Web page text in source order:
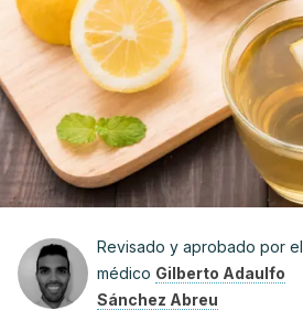
Revisado y aprobado por el
médico Gilberto Adaulfo
Sánchez Abreu